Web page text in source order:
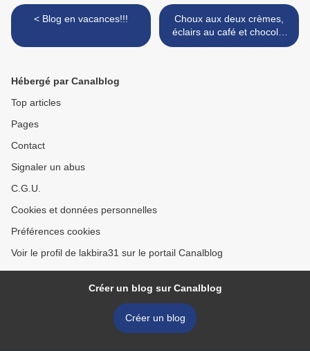
< Blog en vacances!!!
Choux aux deux crèmes,
éclairs au café et chocolat
et un grand merci à vous! >
Hébergé par Canalblog
Top articles
Pages
Contact
Signaler un abus
C.G.U.
Cookies et données personnelles
Préférences cookies
Voir le profil de lakbira31 sur le portail Canalblog
Créer un blog sur Canalblog
Créer un blog